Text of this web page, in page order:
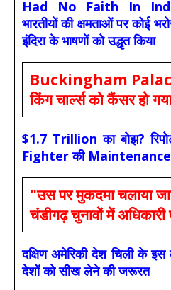
Had No Faith In
भारतीयों की क्षमताओं पर कोई
इंदिरा के भाषणों को उद्धृत किया
Buckingham
किंग चार्ल्स को कैंसर हो
$1.7 Trillion का बोझ?
Fighter की
"उस पर मुकदमा चलाया
चंडीगढ़ चुनावों में अधिकारी
दक्षिण अमेरिकी देश चिली के
देशों को सीख लेने की जरूरत